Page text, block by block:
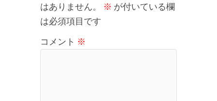
はありません。
※ が付いている欄
は必須項目です
コメント ※